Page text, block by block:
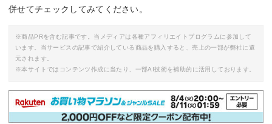
併せてチェックしてみてください。
※商品PRを含む記事です。当メディアは各種アフィリエイトプログラムに参加して
います。当サービスの記事で紹介している商品を購入すると、売上の一部が弊社に還
元されます。
※本サイトではコンテンツ作成に当たり、一部AI技術を補助的に活用しております。